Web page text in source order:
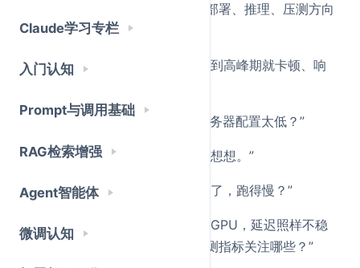
Claude学习专栏
入门认知
Prompt与调用基础
RAG检索增强
Agent智能体
微调认知
问了几句业务逻辑后，直接杀向部署、推理、压测方向
去了：
面试官：“你的功能没问题，那一到高峰期就卡顿、响
他：“可能是网络波动…… 或者服务器配置太低？”
面试官：“硬件资源是充足的，再想想。”
他沉默了几秒：“是不是模型太大了，跑得慢？”
面试官摇摇头：“我给你换最强的GPU，延迟照样不稳
定。你的推理服务怎么做的？压测指标关注哪些？”